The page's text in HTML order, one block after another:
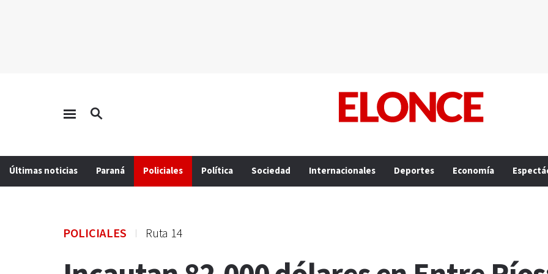
Últimas noticias Paraná Policiales Política Sociedad Internacionales Deportes Economía
POLICIALES Ruta 14